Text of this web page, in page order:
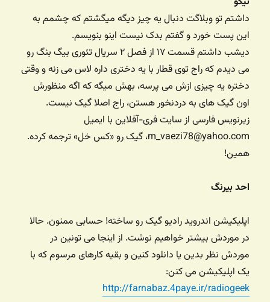
داشتم تو وبلاگت دنبال یه چیز دیگه میگشتم که چشمم به
این پست خورد و گفتم بدک نیست اینو بنویسم.
دیشب داشتم قسمت ۱۷ از فصل ۲ سریال تئوری بیگ بنگ رو
می دیدم که راج توی قطار با یه دختری داره لاس می زنه و وقتی
دختره یه چیزی ازش می پرسه، بهش میگه که اگه منظورش
اون گیک های به دردنخور هستن، راج اصلا گیک نیست.
زیرنویس فارسی از سایت فری-آفلاین با ایمیل
m_vaezi78@yahoo.com، گیک رو «کس خل» ترجمه کرده.
همین!
احد بیرنگ
اپلیکیشن اندروید رادیو گیک رو ساخته! حسابی ممنون. حالا
در موردش بیشتر خواهیم نوشت. از اینجا می تونین در
موردش نظر بدین یا دانلود کنین و بقیه کارهای مرسوم که با
یک اپلیکیشن می کنن:
http://farnabaz.4paye.ir/radiogeek